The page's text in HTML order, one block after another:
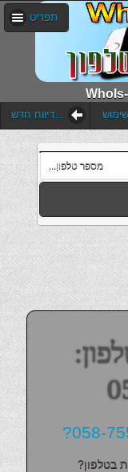
תפריט
הוסף דיווח חדש
בטלפון?